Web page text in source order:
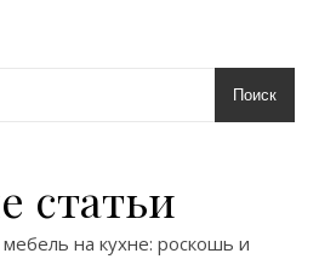
Поиск
статьи
на кухне: роскошь и